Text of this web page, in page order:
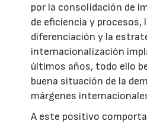
por la consolidación de
de eficiencia y procesos,
diferenciación y la
internacionalización
últimos años, todo ello
buena situación de la
márgenes
A este positivo